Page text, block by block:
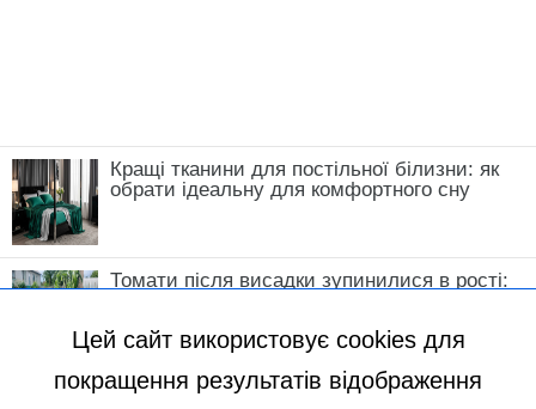
Кращі тканини для постільної білизни: як
обрати ідеальну для комфортного сну
Томати після висадки зупинилися в рості:
Цей сайт використовує cookies для
покращення результатів відображення